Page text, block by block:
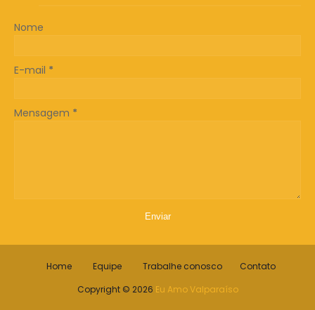
Nome
E-mail *
Mensagem *
Home Equipe Trabalhe conosco
Contato
Copyright © 2026 Eu Amo Valparaíso